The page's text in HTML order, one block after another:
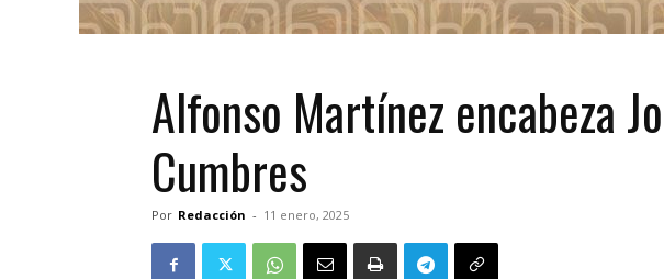
Alfonso Martínez encabeza
Cumbres
Por Redacción - 11 enero, 2025